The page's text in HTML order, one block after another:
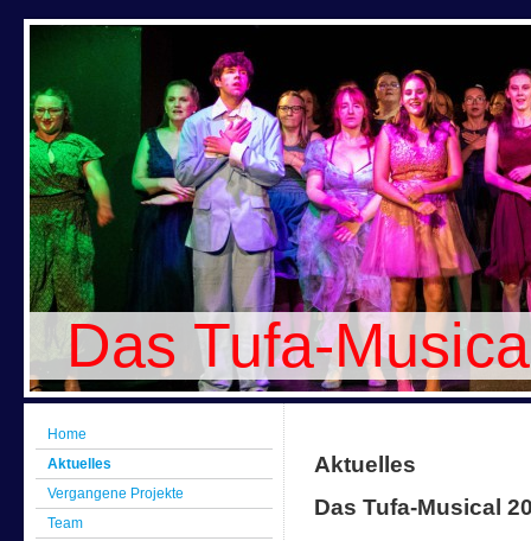
Das Tufa-
Home
Aktuelles
Vergangene Projekte
Team
Aktuelles
Das Tufa-Musical